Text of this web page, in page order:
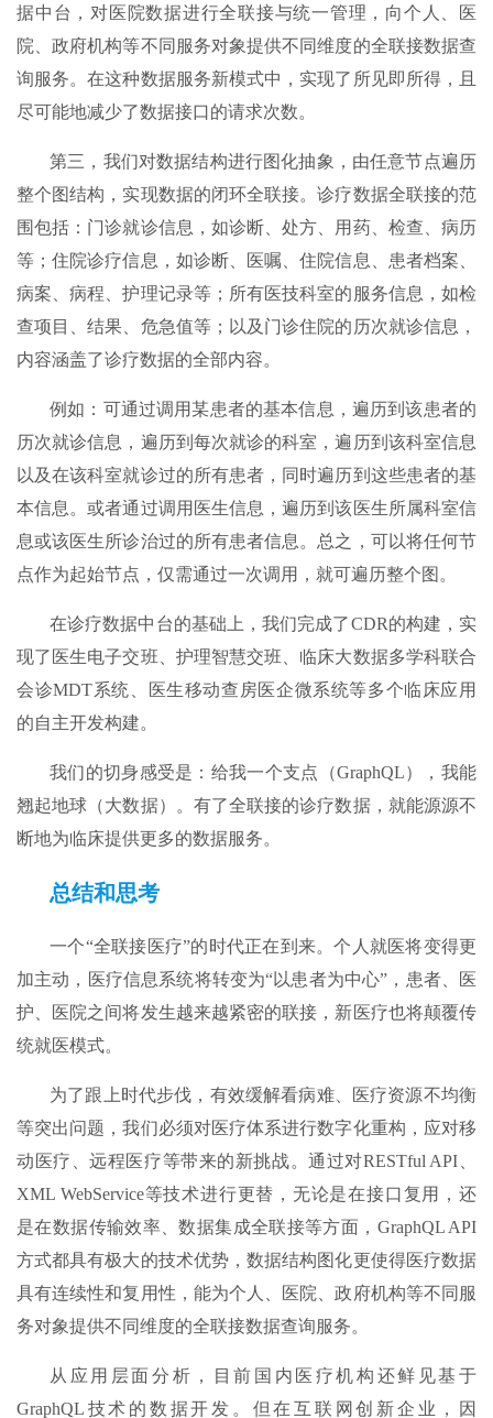
据中台，对医院数据进行全联接与统一管理，向个人、医
院、政府机构等不同服务对象提供不同维度的全联接数据查
询服务。在这种数据服务新模式中，实现了所见即所得，且
尽可能地减少了数据接口的请求次数。
第三，我们对数据结构进行图化抽象，由任意节点遍历
整个图结构，实现数据的闭环全联接。诊疗数据全联接的范
围包括：门诊就诊信息，如诊断、处方、用药、检查、病历
等；住院诊疗信息，如诊断、医嘱、住院信息、患者档案、
病案、病程、护理记录等；所有医技科室的服务信息，如检
查项目、结果、危急值等；以及门诊住院的历次就诊信息，
内容涵盖了诊疗数据的全部内容。
例如：可通过调用某患者的基本信息，遍历到该患者的
历次就诊信息，遍历到每次就诊的科室，遍历到该科室信息
以及在该科室就诊过的所有患者，同时遍历到这些患者的基
本信息。或者通过调用医生信息，遍历到该医生所属科室信
息或该医生所诊治过的所有患者信息。总之，可以将任何节
点作为起始节点，仅需通过一次调用，就可遍历整个图。
在诊疗数据中台的基础上，我们完成了CDR的构建，实
现了医生电子交班、护理智慧交班、临床大数据多学科联合
会诊MDT系统、医生移动查房医企微系统等多个临床应用
的自主开发构建。
我们的切身感受是：给我一个支点（GraphQL），我能
翘起地球（大数据）。有了全联接的诊疗数据，就能源源不
断地为临床提供更多的数据服务。
总结和思考
一个“全联接医疗”的时代正在到来。个人就医将变得更
加主动，医疗信息系统将转变为“以患者为中心”，患者、医
护、医院之间将发生越来越紧密的联接，新医疗也将颠覆传
统就医模式。
为了跟上时代步伐，有效缓解看病难、医疗资源不均衡
等突出问题，我们必须对医疗体系进行数字化重构，应对移
动医疗、远程医疗等带来的新挑战。通过对RESTful API、
XML WebService等技术进行更替，无论是在接口复用，还
是在数据传输效率、数据集成全联接等方面，GraphQL API
方式都具有极大的技术优势，数据结构图化更使得医疗数据
具有连续性和复用性，能为个人、医院、政府机构等不同服
务对象提供不同维度的全联接数据查询服务。
从应用层面分析，目前国内医疗机构还鲜见基于
GraphQL技术的数据开发。但在互联网创新企业，因